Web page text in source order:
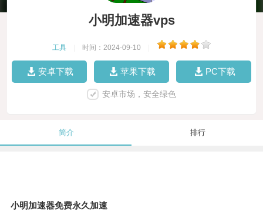
小明加速器vps
工具 时间：2024-09-10
安卓下载 苹果下载 PC下载
安卓市场，安全绿色
简介 排行
小明加速器免费永久加速